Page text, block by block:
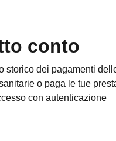
conto
storico dei pagamenti
o paga le tue
con autenticazione